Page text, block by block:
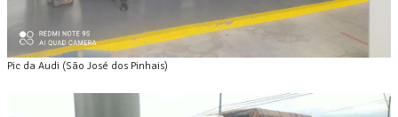
Pic da Audi (São José dos Pinhais)